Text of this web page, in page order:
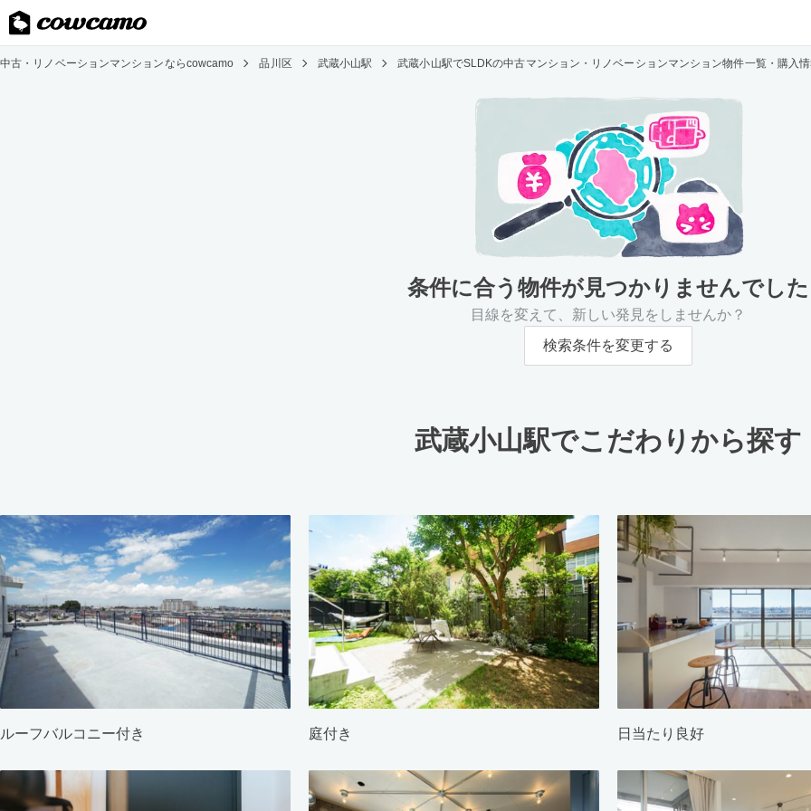
中古・リノベーションマンションならcowcamo 品川区 武蔵小山駅 武蔵小山駅でSLDKの中古マンション・リノベーションマンション物件一覧・購入
条件に合う物件が見つかりませんでした
目線を変えて、新しい発見をしませんか？
検索条件を変更する
武蔵小山駅でこだわりから探す
ルーフバルコニー付き 庭付き 日当たり良好